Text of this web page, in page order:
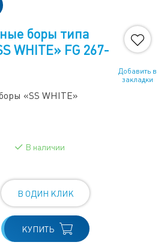
боры типа
WHITE» FG 267-
«SS WHITE»
Добавить в
закладки
В наличии
В ОДИН КЛИК
КУПИТЬ